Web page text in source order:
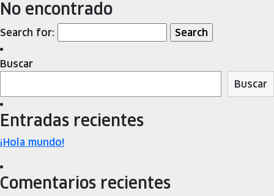
No encontrado
Search for:
Buscar
Buscar
Entradas recientes
¡Hola mundo!
Comentarios recientes